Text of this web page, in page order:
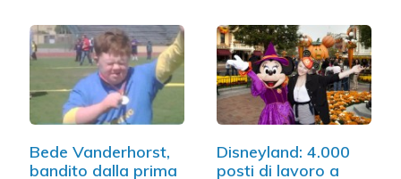
Bede Vanderhorst,
bandito dalla prima
Disneyland: 4.000
posti di lavoro a